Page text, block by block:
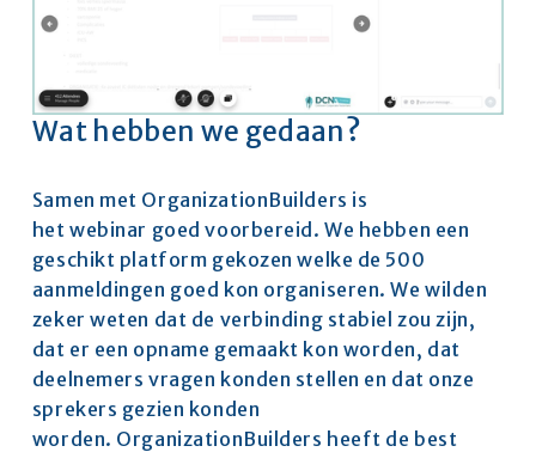
Wat hebben we gedaan?
Samen met OrganizationBuilders is
het webinar goed voorbereid. We hebben een
geschikt platform gekozen welke de 500
aanmeldingen goed kon organiseren. We wilden
zeker weten dat de verbinding stabiel zou zijn,
dat er een opname gemaakt kon worden, dat
deelnemers vragen konden stellen en dat onze
sprekers gezien konden
worden. OrganizationBuilders heeft de best